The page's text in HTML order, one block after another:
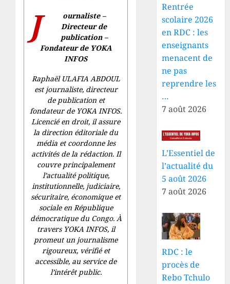
J
ournaliste –
Directeur de
publication –
Fondateur de YOKA
INFOS
Raphaël ULAFIA ABDOUL
est journaliste, directeur
de publication et
fondateur de YOKA INFOS.
Licencié en droit, il assure
la direction éditoriale du
média et coordonne les
activités de la rédaction. Il
couvre principalement
l’actualité politique,
institutionnelle, judiciaire,
sécuritaire, économique et
sociale en République
démocratique du Congo. À
travers YOKA INFOS, il
promeut un journalisme
rigoureux, vérifié et
accessible, au service de
l’intérêt public.
Rentrée
scolaire 2026
en RDC : les
enseignants
menacent de
ne pas
reprendre les
…
7 août 2026
L’Essentiel de
l’actualité du
5 août 2026
7 août 2026
RDC : le
procès de
Rebo Tchulo